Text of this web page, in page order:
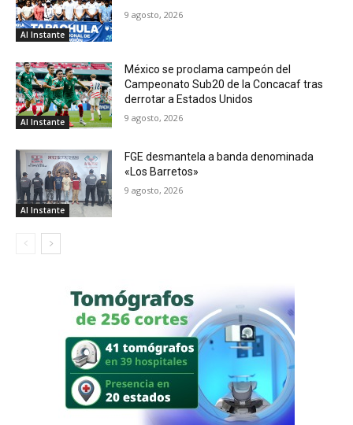
Al Instante
9 agosto, 2026
Al Instante
México se proclama campeón del
Campeonato Sub20 de la Concacaf tras
derrotar a Estados Unidos
9 agosto, 2026
Al Instante
FGE desmantela a banda denominada
«Los Barretos»
9 agosto, 2026